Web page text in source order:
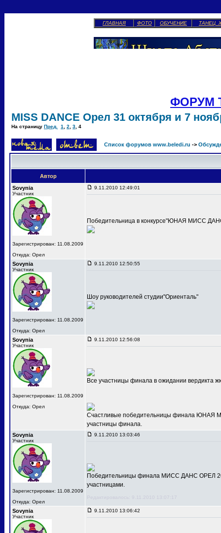
ГЛАВНАЯ ФОТО ОБУЧЕНИЕ ТАНЕЦ
ФОРУМ
MISS DANCE Орел 31 октября и 7
На страницу Пред. 1 2 3 4
Список форумов www.beledi.ru ->
Автор
Sovynia
Участник
Зарегистрирован: 11.08.2009
Откуда: Орел
9.11.2010 12:49:01
Победительница в конкурсе"ЮНАЯ МИСС
Sovynia
Участник
Зарегистрирован: 11.08.2009
Откуда: Орел
9.11.2010 12:50:55
Шоу руководителей студии"Ориенталь"
Sovynia
Участник
Зарегистрирован: 11.08.2009
Откуда: Орел
9.11.2010 12:56:08
Все участницы финала в ожидании вердикта
Счастливые победительницы финала ЮНАЯ
участницы финала.
Sovynia
Участник
Зарегистрирован: 11.08.2009
Откуда: Орел
9.11.2010 13:03:46
Победительницы финала МИСС ДАНС ОРЕЛ
участницами.
Редактировалось: 9.11.2010 13:07:17
Sovynia
Участник
9.11.2010 13:06:42